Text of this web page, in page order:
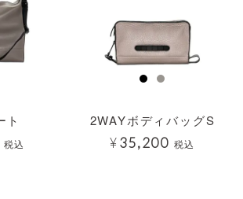
ト
税込
2WAYボディバッグS
¥35,200 税込